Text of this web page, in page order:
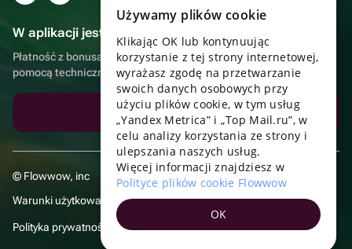
W aplikacji jest to jeszcze wygodniejsze!
Płatność z bonusami, samodzielna dostawa, wygodny czat z
pomocą techniczną
Pobierz aplikację
© Flowwow, inc
Warunki użytkowania
Polityka prywatności
UKRAINIAN
PORTUGUESE
SPANISH
TURKISH
Używamy plików cookie
Klikając OK lub kontynuując
korzystanie z tej strony internetowej,
wyrażasz zgodę na przetwarzanie
swoich danych osobowych przy
użyciu plików cookie, w tym usług
„Yandex Metrica” i „Top Mail.ru”, w
celu analizy korzystania ze strony i
ulepszania naszych usług.
Więcej informacji znajdziesz w
Polityce plików cookie Flowwow
OK